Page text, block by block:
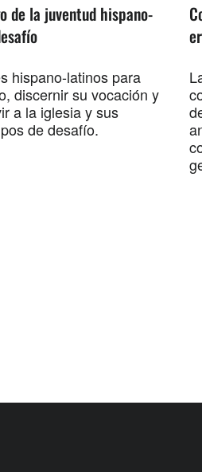
de la juventud hispano-
hispano-latinos para
discernir su vocación y
a la iglesia y sus
de desafío.